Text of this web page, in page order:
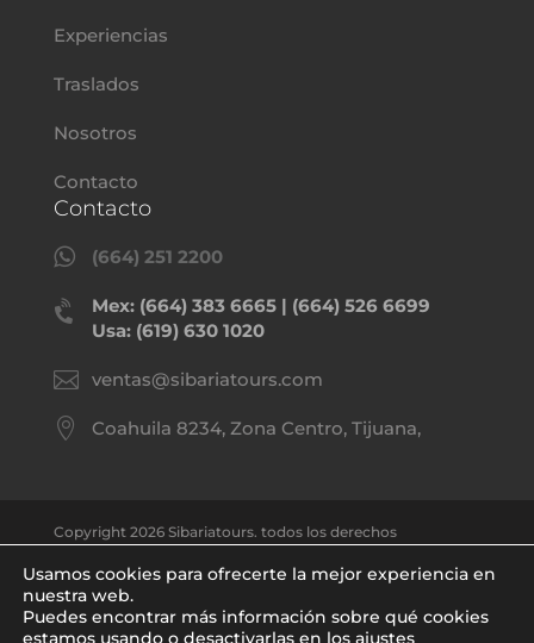
Experiencias
Traslados
Nosotros
Contacto
Contacto
 (664) 251 2200

Mex: (664) 383 6665 | (664) 526 6699
Usa: (619) 630 1020
 ventas@sibariatours.com
 Coahuila 8234, Zona Centro, Tijuana,
Copyright 2026 Sibariatours. todos los derechos
Política de privacidad
Usamos cookies para ofrecerte la mejor experiencia en
nuestra web.
Puedes encontrar más información sobre qué cookies
estamos usando o desactivarlas en los ajustes